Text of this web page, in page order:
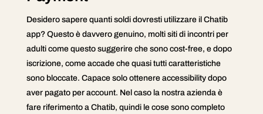
Desidero sapere quanti soldi dovresti utilizzare il Chatib
app? Questo è davvero genuino, molti siti di incontri per
adulti come questo suggerire che sono cost-free, e dopo
iscrizione, come accade che quasi tutti caratteristiche
sono bloccate. Capace solo ottenere accessibility dopo
aver pagato per account. Nel caso la nostra azienda è
fare riferimento a Chatib, quindi le cose sono completo